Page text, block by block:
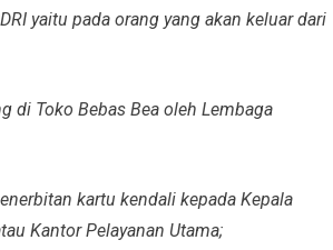
yaitu pada orang yang akan keluar dari
di Toko Bebas Bea oleh Lembaga
kartu kendali kepada Kepala
Kantor Pelayanan Utama;